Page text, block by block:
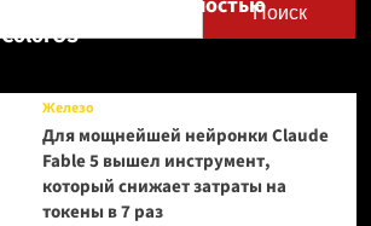
Поиск
Железо
Для мощнейшей нейронки Claude
Fable 5 вышел инструмент,
который снижает затраты на
токены в 7 раз